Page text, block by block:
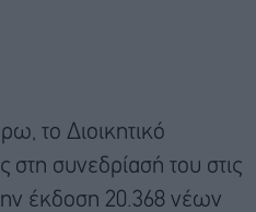
το Διοικητικό
στη συνεδρίασή του στις
έκδοση 20.368 νέων